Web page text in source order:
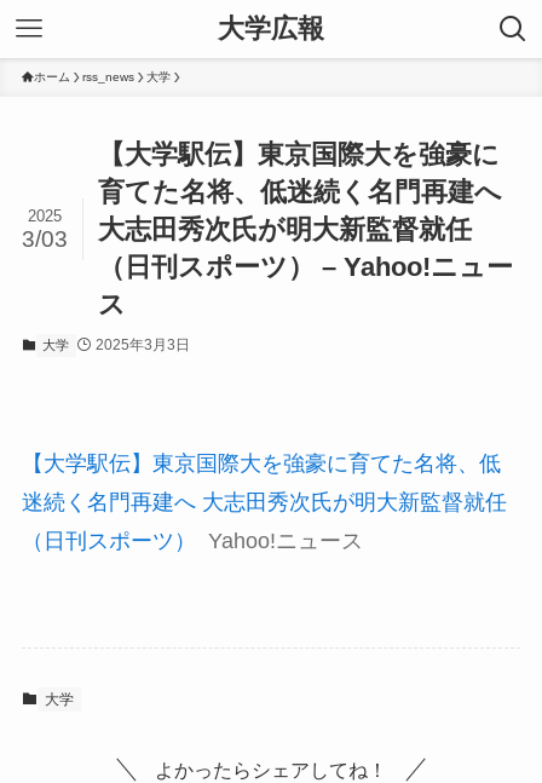
大学広報
ホーム rss_news 大学
【大学駅伝】東京国際大を強豪に
育てた名将、低迷続く名門再建へ
大志田秀次氏が明大新監督就任
（日刊スポーツ） – Yahoo!ニュー
ス
2025
3/03
大学 2025年3月3日
【大学駅伝】東京国際大を強豪に育てた名将、低
迷続く名門再建へ 大志田秀次氏が明大新監督就任
（日刊スポーツ）
Yahoo!ニュース
大学
よかったらシェアしてね！